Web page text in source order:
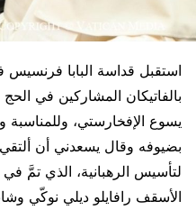
استقبل قداسة البابا
بالفاتيكان المشاركين في
يسوع الإفخارستي،
بضيوفه وقال يسعدني أن
الأسقف رافايلو ديلي نوكّي